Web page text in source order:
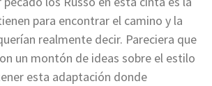
para encontrar el camino y la
realmente decir. Pareciera que
un montón de ideas sobre el estilo
esta adaptación donde